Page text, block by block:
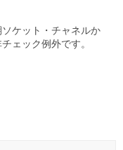
ケット・チャネルか
ェック例外です。